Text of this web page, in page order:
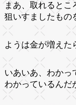
まあ、取れるとこ
狙いすましたもの
ようは金が増えた
いあいあ、わかっ
わかっているんだ